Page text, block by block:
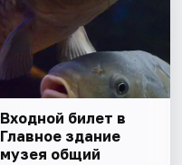
Входной билет в
Главное здание
музея общий